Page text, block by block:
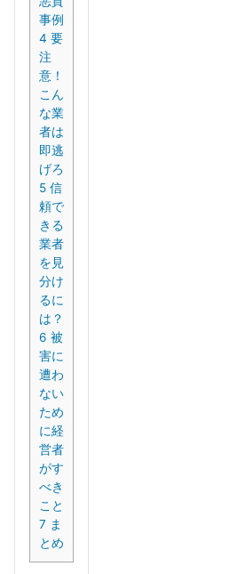
事例
4 要
注
意！
こん
な業
者は
即逃
げろ
5 信
頼で
きる
業者
を見
分け
るに
は？
6 被
害に
遭わ
ない
ため
に経
営者
がす
べき
こと
7 ま
とめ